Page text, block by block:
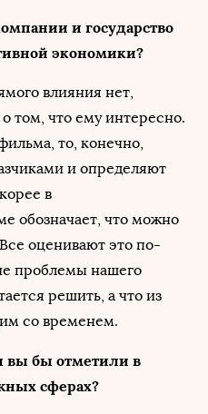
и государство
экономики?
влияния нет,
том, что ему интересно.
то, конечно,
и определяют
в
обозначает, что можно
оценивают это по-
проблемы нашего
решить, а что из
со временем.
вы бы отметили в
сферах?